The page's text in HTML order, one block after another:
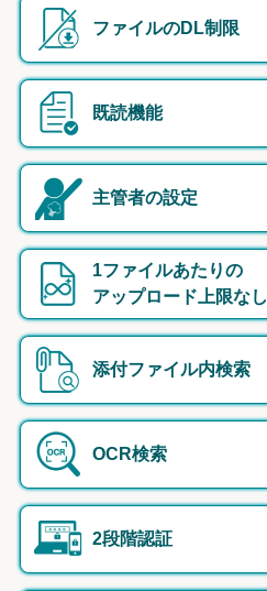
ファイルのDL制限
既読機能
主管者の設定
1ファイルあたりの
アップロード上限なし
添付ファイル内検索
OCR検索
2段階認証